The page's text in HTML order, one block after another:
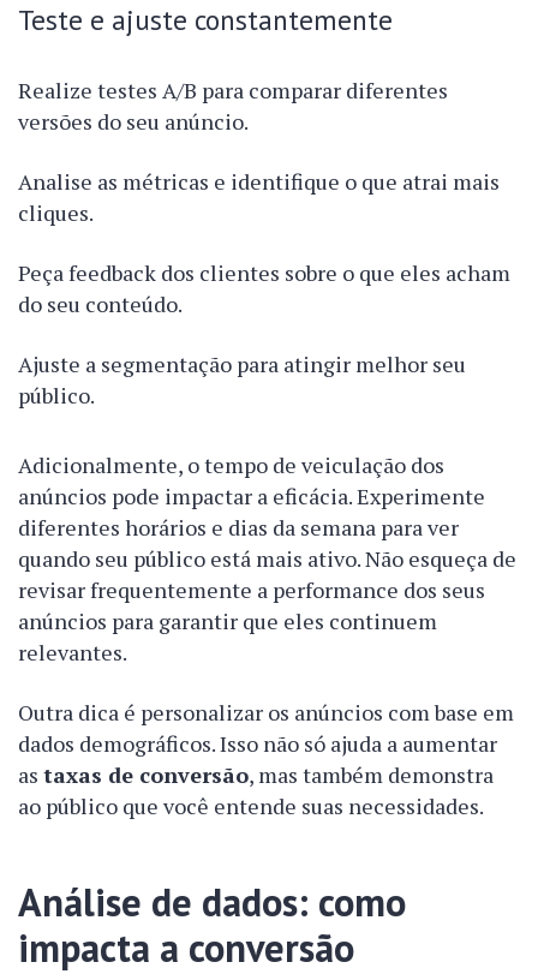
Teste e ajuste constantemente
Realize testes A/B para comparar diferentes
versões do seu anúncio.
Analise as métricas e identifique o que atrai mais
cliques.
Peça feedback dos clientes sobre o que eles acham
do seu conteúdo.
Ajuste a segmentação para atingir melhor seu
público.
Adicionalmente, o tempo de veiculação dos
anúncios pode impactar a eficácia. Experimente
diferentes horários e dias da semana para ver
quando seu público está mais ativo. Não esqueça de
revisar frequentemente a performance dos seus
anúncios para garantir que eles continuem
relevantes.
Outra dica é personalizar os anúncios com base em
dados demográficos. Isso não só ajuda a aumentar
as taxas de conversão, mas também demonstra
ao público que você entende suas necessidades.
Análise de dados: como
impacta a conversão